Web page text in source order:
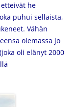
he
puhui sellaista,
Vähän
olemassa jo
oli elänyt 2000